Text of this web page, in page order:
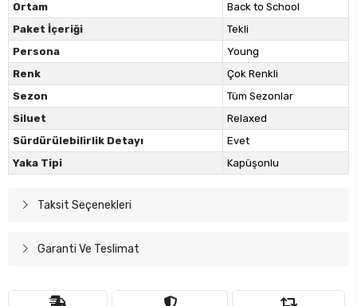
Ortam
Back to School
Paket İçeriği
Tekli
Persona
Young
Renk
Çok Renkli
Sezon
Tüm Sezonlar
Siluet
Relaxed
Sürdürülebilirlik Detayı
Evet
Yaka Tipi
Kapüşonlu
Taksit Seçenekleri
Garanti Ve Teslimat